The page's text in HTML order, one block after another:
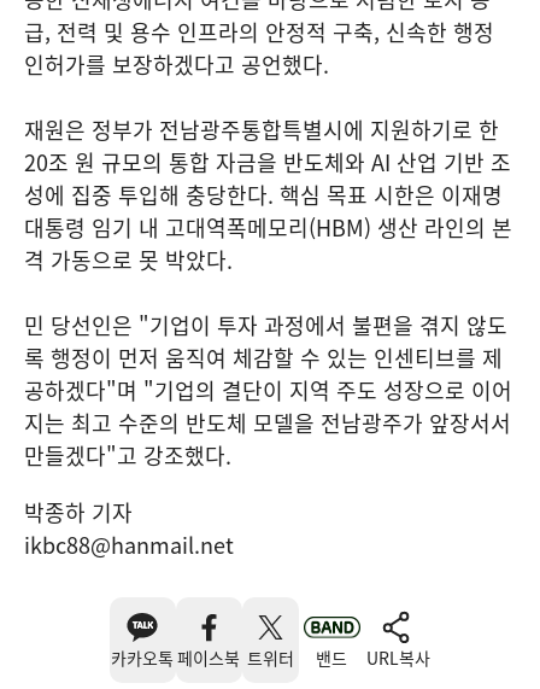
급, 전력 및 용수 인프라의 안정적 구축, 신속한 행정
인허가를 보장하겠다고 공언했다.
재원은 정부가 전남광주통합특별시에 지원하기로 한
20조 원 규모의 통합 자금을 반도체와 AI 산업 기반 조
성에 집중 투입해 충당한다. 핵심 목표 시한은 이재명
대통령 임기 내 고대역폭메모리(HBM) 생산 라인의 본
격 가동으로 못 박았다.
민 당선인은 "기업이 투자 과정에서 불편을 겪지 않도
록 행정이 먼저 움직여 체감할 수 있는 인센티브를 제
공하겠다"며 "기업의 결단이 지역 주도 성장으로 이어
지는 최고 수준의 반도체 모델을 전남광주가 앞장서서
만들겠다"고 강조했다.
박종하 기자
ikbc88@hanmail.net
카카오톡 페이스북 트위터 밴드 URL복사